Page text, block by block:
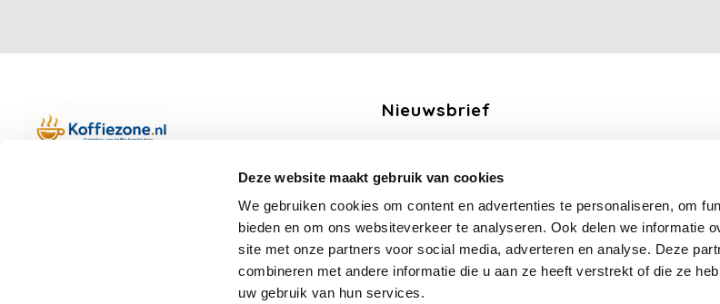
Deze website maakt gebruik van cookies
We gebruiken cookies om content en advertenties te personaliseren, om
bieden en om ons websiteverkeer te analyseren. Ook delen we informatie
site met onze partners voor social media, adverteren en analyse. Deze
combineren met andere informatie die u aan ze heeft verstrekt of die ze
uw gebruik van hun services.
Op werkdagen telefonisch bereikbaar
Nieuwsbrief
Volg ons